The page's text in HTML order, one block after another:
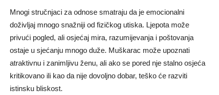
Mnogi stručnjaci za odnose smatraju da je emocionalni
doživljaj mnogo snažniji od fizičkog utiska. Ljepota može
privući pogled, ali osjećaj mira, razumijevanja i poštovanja
ostaje u sjećanju mnogo duže. Muškarac može upoznati
atraktivnu i zanimljivu ženu, ali ako se pored nje stalno osjeća
kritikovano ili kao da nije dovoljno dobar, teško će razviti
istinsku bliskost.